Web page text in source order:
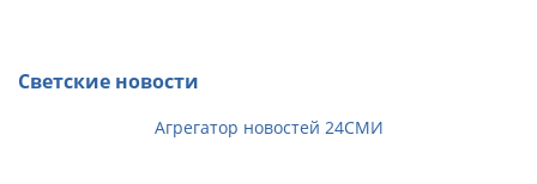
Светские новости
Агрегатор новостей 24СМИ